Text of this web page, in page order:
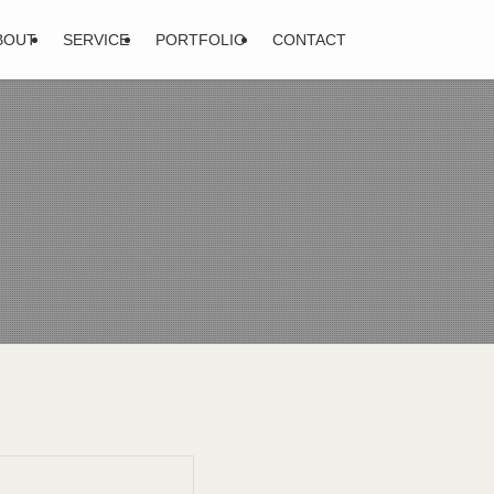
SERVICE PORTFOLIO CONTACT